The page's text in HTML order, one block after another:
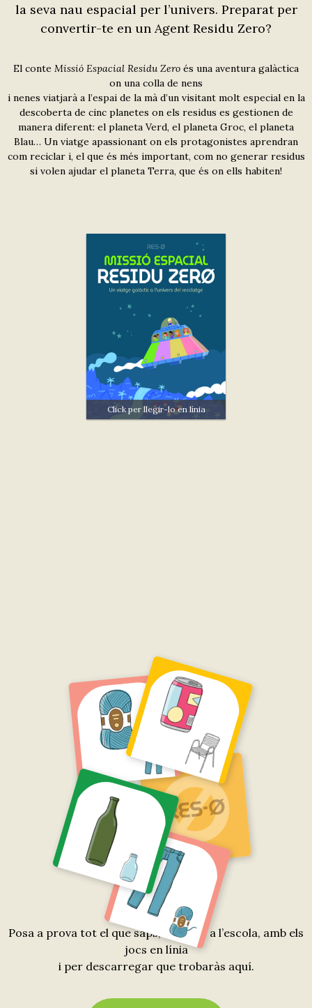
la seva nau espacial per l’univers. Preparat per
convertir-te en un Agent Residu Zero?
El conte Missió Espacial Residu Zero és una aventura galàctica
on una colla de nens
i nenes viatjarà a l’espai de la mà d’un visitant molt especial en la
descoberta de cinc planetes on els residus es gestionen de
manera diferent: el planeta Verd, el planeta Groc, el planeta
Blau… Un viatge apassionant on els protagonistes aprendran
com reciclar i, el que és més important, com no generar residus
si volen ajudar el planeta Terra, que és on ells habiten!
Click per llegir-lo en línia
Els jocs
Posa a prova tot el que saps, a casa o a l’escola, amb els
jocs en línia
i per descarregar que trobaràs aquí.